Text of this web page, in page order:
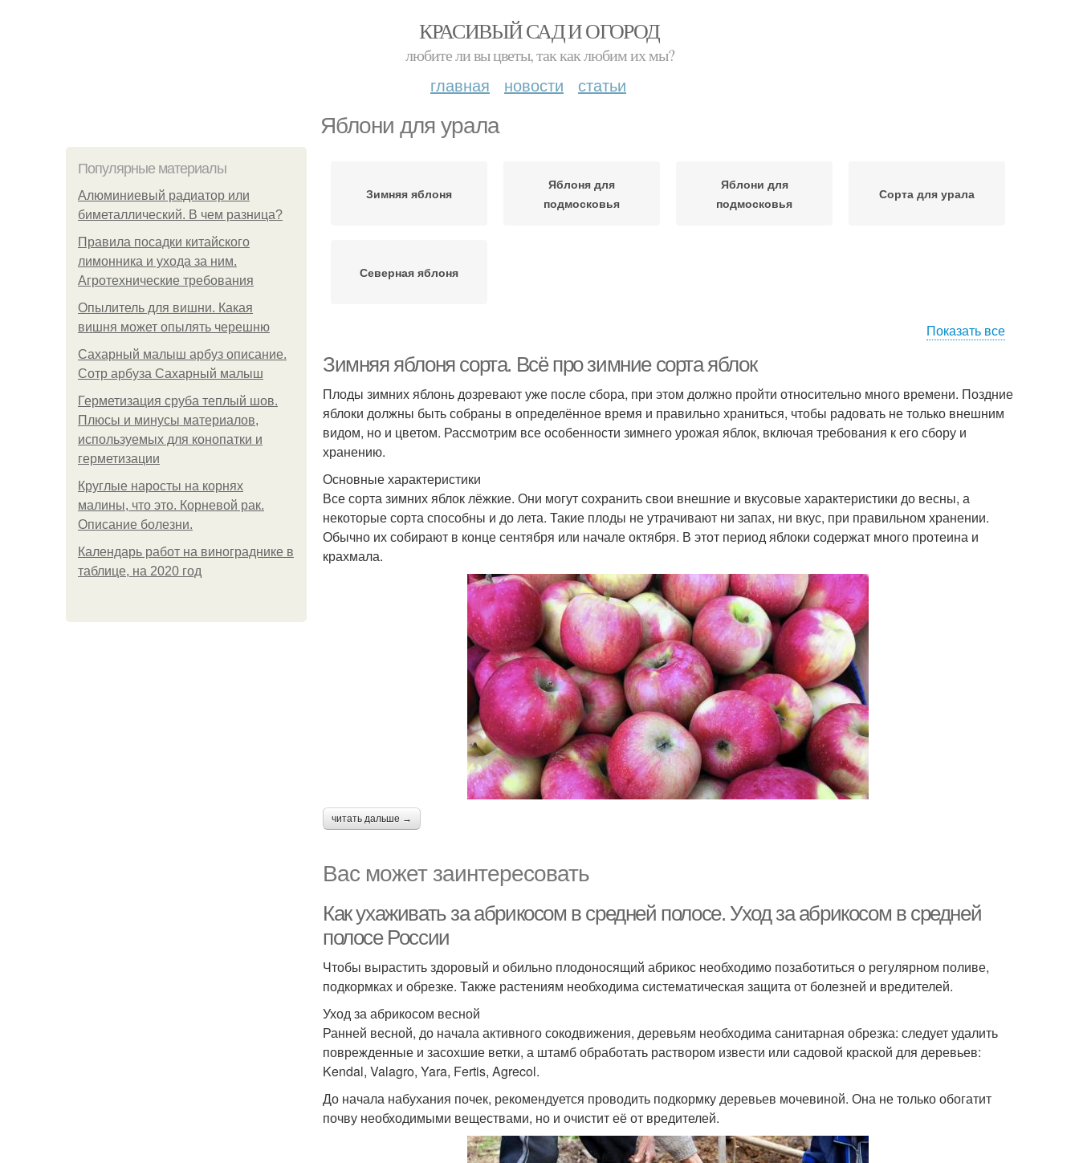
КРАСИВЫЙ САД И ОГОРОД
любите ли вы цветы, так как любим их мы?
главная новости статьи
Яблони для урала
Популярные материалы
Алюминиевый радиатор или
биметаллический. В чем разница?
Правила посадки китайского
лимонника и ухода за ним.
Агротехнические требования
Опылитель для вишни. Какая
вишня может опылять черешню
Сахарный малыш арбуз описание.
Сотр арбуза Сахарный малыш
Герметизация сруба теплый шов.
Плюсы и минусы материалов,
используемых для конопатки и
герметизации
Круглые наросты на корнях
малины, что это. Корневой рак.
Описание болезни.
Календарь работ на винограднике в
таблице, на 2020 год
Зимняя яблоня
Яблоня для
подмосковья
Яблони для
подмосковья
Сорта для урала
Северная яблоня
Показать все
Зимняя яблоня сорта. Всё про зимние сорта яблок
Плоды зимних яблонь дозревают уже после сбора, при этом должно пройти относительно много времени. Поздние
яблоки должны быть собраны в определённое время и правильно храниться, чтобы радовать не только внешним
видом, но и цветом. Рассмотрим все особенности зимнего урожая яблок, включая требования к его сбору и
хранению.
Основные характеристики
Все сорта зимних яблок лёжкие. Они могут сохранить свои внешние и вкусовые характеристики до весны, а
некоторые сорта способны и до лета. Такие плоды не утрачивают ни запах, ни вкус, при правильном хранении.
Обычно их собирают в конце сентября или начале октября. В этот период яблоки содержат много протеина и
крахмала.
читать дальше →
Вас может заинтересовать
Как ухаживать за абрикосом в средней полосе. Уход за абрикосом в средней
полосе России
Чтобы вырастить здоровый и обильно плодоносящий абрикос необходимо позаботиться о регулярном поливе,
подкормках и обрезке. Также растениям необходима систематическая защита от болезней и вредителей.
Уход за абрикосом весной
Ранней весной, до начала активного сокодвижения, деревьям необходима санитарная обрезка: следует удалить
поврежденные и засохшие ветки, а штамб обработать раствором извести или садовой краской для деревьев:
Kendal, Valagro, Yara, Fertis, Agrecol.
До начала набухания почек, рекомендуется проводить подкормку деревьев мочевиной. Она не только обогатит
почву необходимыми веществами, но и очистит её от вредителей.